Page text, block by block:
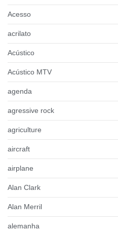
Acesso
acrilato
Acústico
Acústico MTV
agenda
agressive rock
agriculture
aircraft
airplane
Alan Clark
Alan Merril
alemanha